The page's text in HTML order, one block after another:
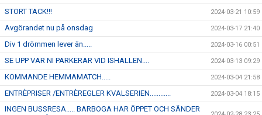
STORT TACK!!! 2024-03-21 10:59
Avgörandet nu på onsdag 2024-03-17 21:40
Div 1 drömmen lever än..... 2024-03-16 00:51
SE UPP VAR NI PARKERAR VID ISHALLEN.... 2024-03-13 09:29
KOMMANDE HEMMAMATCH..... 2024-03-04 21:58
ENTRÈPRISER /ENTRÈREGLER KVALSERIEN............ 2024-03-04 18:15
INGEN BUSSRESA..... BARBOGA HAR ÖPPET OCH SÄNDER